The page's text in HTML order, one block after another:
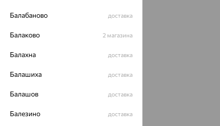
Балабаново доставка
Балаково 2 магазина
Балахна доставка
Балашиха доставка
Балашов доставка
Балезино доставка